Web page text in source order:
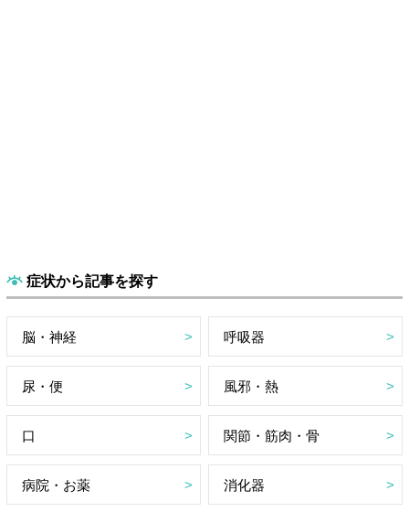
症状から記事を探す
脳・神経 呼吸器
尿・便 風邪・熱
口 関節・筋肉・骨
病院・お薬 消化器